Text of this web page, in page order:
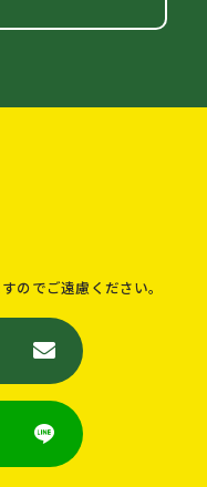
のでご遠慮ください。